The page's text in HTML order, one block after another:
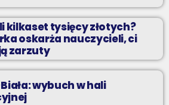
kilkaset tysięcy złotych?
oskarża nauczycieli, ci
zarzuty
wybuch w hali